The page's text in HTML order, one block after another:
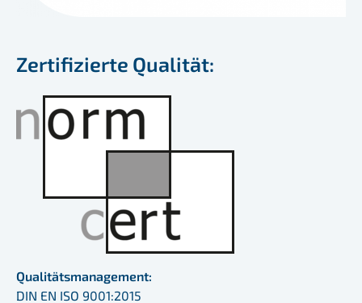
Zertifizierte Qualität:
Qualitätsmanagement:
DIN EN ISO 9001:2015